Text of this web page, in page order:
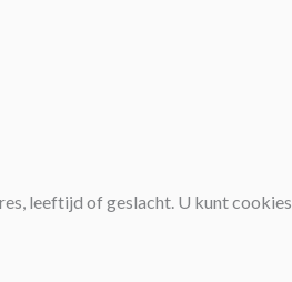
leeftijd of geslacht. U kunt cookies